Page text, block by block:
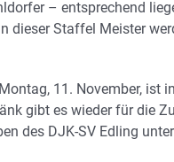
– entsprechend
dieser Staffel Meister
11. November, ist
gibt es wieder für die
des DJK-SV Edling